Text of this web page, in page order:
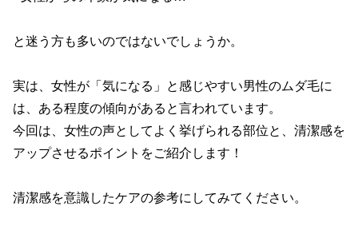
と迷う方も多いのではないでしょうか。
実は、女性が「気になる」と感じやすい男性のムダ毛に
は、ある程度の傾向があると言われています。
今回は、女性の声としてよく挙げられる部位と、清潔感を
アップさせるポイントをご紹介します！
清潔感を意識したケアの参考にしてみてください。